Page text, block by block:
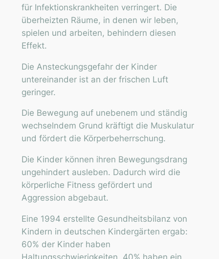
für Infektionskrankheiten verringert. Die
überheizten Räume, in denen wir leben,
spielen und arbeiten, behindern diesen
Effekt.
Die Ansteckungsgefahr der Kinder
untereinander ist an der frischen Luft
geringer.
Die Bewegung auf unebenem und ständig
wechselndem Grund kräftigt die Muskulatur
und fördert die Körperbeherrschung.
Die Kinder können ihren Bewegungsdrang
ungehindert ausleben. Dadurch wird die
körperliche Fitness gefördert und
Aggression abgebaut.
Eine 1994 erstellte Gesundheitsbilanz von
Kindern in deutschen Kindergärten ergab:
60% der Kinder haben
Haltungsschwierigkeiten, 40% haben ein